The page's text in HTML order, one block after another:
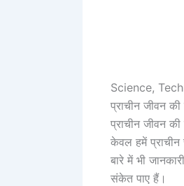
Science,
प्राचीन जीवन
प्राचीन जीवन
केवल हमें
बारे में भी
संकेत पाए हैं।